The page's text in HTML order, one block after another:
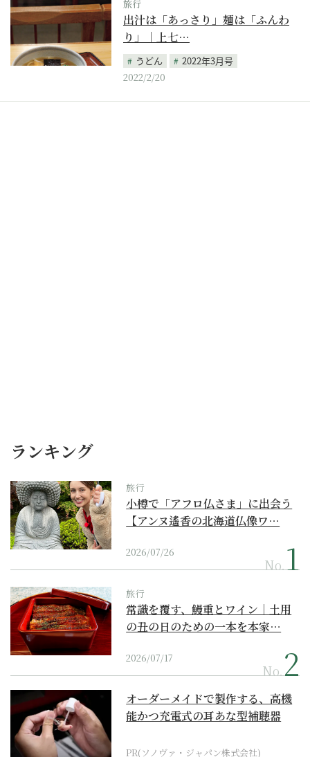
旅行
出汁は「あっさり」麺は「ふんわ
り」｜上七…
うどん
2022年3月号
2022/2/20
ランキング
旅行
小樽で「アフロ仏さま」に出会う
【アンヌ遙香の北海道仏像ワ…
2026/07/26
No.
旅行
常識を覆す、鰻重とワイン｜土用
の丑の日のための一本を本家…
2026/07/17
No.
オーダーメイドで製作する、高機
能かつ充電式の耳あな型補聴器
PR(ソノヴァ・ジャパン株式会社)